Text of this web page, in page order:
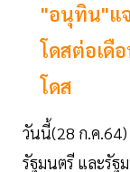
"อนุทิน"แ
โดสต่อเดื
โดส
วันนี้(28 ก.ค.64)
รัฐมนตรี และรัฐ